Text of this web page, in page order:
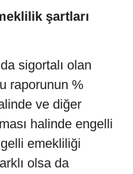
şartları
sigortalı olan
raporunun %
ve diğer
halinde engelli
emekliliği
olsa da